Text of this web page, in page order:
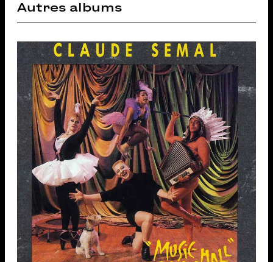
Autres albums